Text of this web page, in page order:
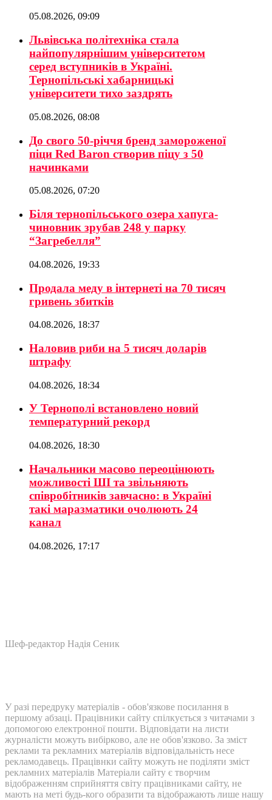
05.08.2026, 09:09
Львівська політехніка стала
найпопулярнішим університетом
серед вступників в Україні.
Тернопільські хабарницькі
університети тихо заздрять
05.08.2026, 08:08
До свого 50-річчя бренд замороженої
піци Red Baron створив піцу з 50
начинками
05.08.2026, 07:20
Біля тернопільського озера хапуга-
чиновник зрубав 248 у парку
“Загребелля”
04.08.2026, 19:33
Продала меду в інтернеті на 70 тисяч
гривень збитків
04.08.2026, 18:37
Наловив риби на 5 тисяч доларів
штрафу
04.08.2026, 18:34
У Тернополі встановлено новий
температурний рекорд
04.08.2026, 18:30
Начальники масово переоцінюють
можливості ШІ та звільняють
співробітників завчасно: в Україні
такі маразматики очолюють 24
канал
04.08.2026, 17:17
Шеф-редактор Надія Сеник
У разі передруку матеріалів - обов'язкове посилання в
першому абзаці. Працівники сайту спілкується з читачами з
допомогою електронної пошти. Відповідати на листи
журналісти можуть вибірково, але не обов'язково. За зміст
реклами та рекламних матеріалів відповідальність несе
рекламодавець. Працівнки сайту можуть не поділяти зміст
рекламних матеріалів Матеріали сайту є творчим
відображенням сприйняття світу працівниками сайту, не
мають на меті будь-кого образити та відображають лише нашу